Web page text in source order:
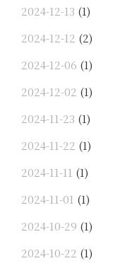
2024-12-13 (1)
2024-12-12 (2)
2024-12-06 (1)
2024-12-02 (1)
2024-11-23 (1)
2024-11-22 (1)
2024-11-11 (1)
2024-11-01 (1)
2024-10-29 (1)
2024-10-22 (1)